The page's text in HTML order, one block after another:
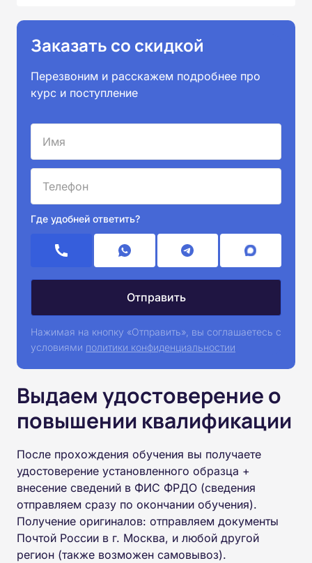
Заказать со скидкой
Перезвоним и расскажем подробнее про
курс и поступление
Где удобней ответить?
Нажимая на кнопку «Отправить», вы соглашаетесь с
условиями политики конфиденциальностии
Выдаем удостоверение о
повышении квалификации
После прохождения обучения вы получаете
удостоверение установленного образца +
внесение сведений в ФИС ФРДО (сведения
отправляем сразу по окончании обучения).
Получение оригиналов: отправляем документы
Почтой России в г. Москва, и любой другой
регион (также возможен самовывоз).